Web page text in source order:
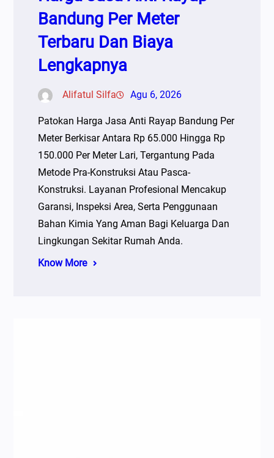
Bandung Per Meter
Terbaru Dan Biaya
Lengkapnya
Alifatul Silfa Agu 6, 2026
Patokan Harga Jasa Anti Rayap Bandung Per
Meter Berkisar Antara Rp 65.000 Hingga Rp
150.000 Per Meter Lari, Tergantung Pada
Metode Pra-Konstruksi Atau Pasca-
Konstruksi. Layanan Profesional Mencakup
Garansi, Inspeksi Area, Serta Penggunaan
Bahan Kimia Yang Aman Bagi Keluarga Dan
Lingkungan Sekitar Rumah Anda.
Know More